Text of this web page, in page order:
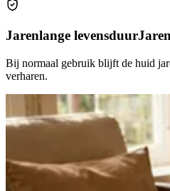
Jarenlange levensduur
Bij normaal gebruik blijft de huid
verharen.